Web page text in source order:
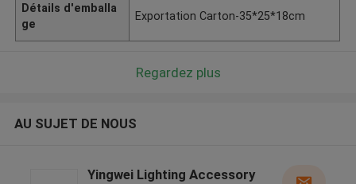
Détails d'emballa
ge
Exportation Carton-35*25*18cm
Regardez plus
AU SUJET DE NOUS
Yingwei Lighting Accessory